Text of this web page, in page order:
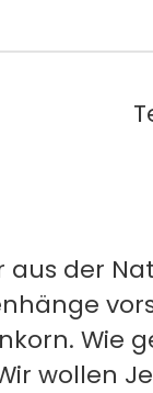
der
Wie
wollen